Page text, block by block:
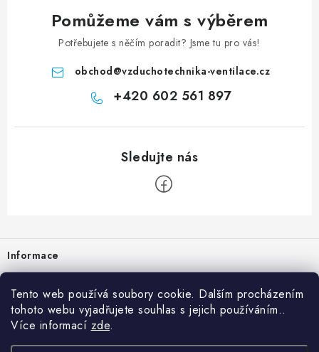
Tento web používá soubory cookie. Dalším procházením
tohoto webu vyjadřujete souhlas s jejich používáním..
Více informací zde.
Pomůžeme vám s výběrem
Potřebujete s něčím poradit? Jsme tu pro vás!
obchod@vzduchotechnika-ventilace.cz
+420 602 561 897
Informace
Prodejna
Rady a tipy